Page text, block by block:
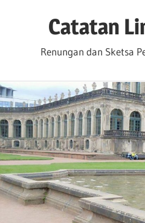
Catatan
Renungan dan Sketsa